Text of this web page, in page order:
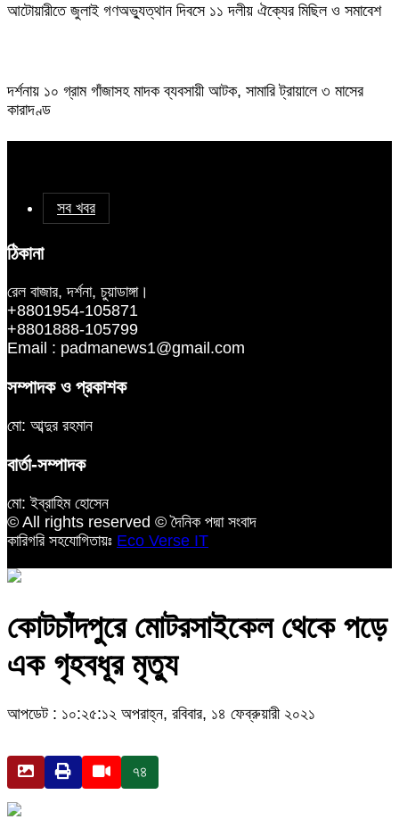
আটোয়ারীতে জুলাই গণঅভ্যুত্থান দিবসে ১১ দলীয় ঐক্যের মিছিল ও সমাবেশ
দর্শনায় ১০ গ্রাম গাঁজাসহ মাদক ব্যবসায়ী আটক, সামারি ট্রায়ালে ৩ মাসের
কারাদণ্ড
সব খবর
ঠিকানা
রেল বাজার, দর্শনা, চুয়াডাঙ্গা।
+8801954-105871
+8801888-105799
Email : padmanews1@gmail.com
সম্পাদক ও প্রকাশক
মো: আব্দুর রহমান
বার্তা-সম্পাদক
মো: ইব্রাহিম হোসেন
© All rights reserved © দৈনিক পদ্মা সংবাদ
কারিগরি সহযোগিতায়ঃ Eco Verse IT
কোটচাঁদপুরে মোটরসাইকেল থেকে পড়ে
এক গৃহবধূর মৃত্যু
আপডেট : ১০:২৫:১২ অপরাহ্ন, রবিবার, ১৪ ফেব্রুয়ারী ২০২১
৭৪